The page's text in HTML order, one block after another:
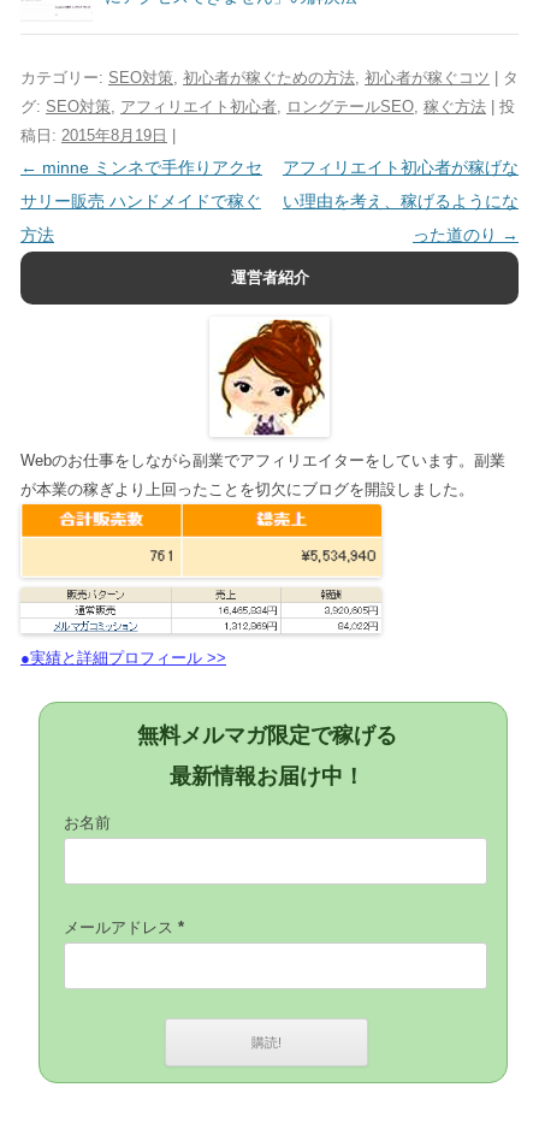
カテゴリー: SEO対策 初心者が稼ぐための方法 初心者が稼ぐコツ | タ
グ: SEO対策 アフィリエイト初心者 ロングテールSEO 稼ぐ方法 | 投
稿日: 2015年8月19日 |
投稿ナビゲーション
← minne ミンネで手作りアクセ
サリー販売 ハンドメイドで稼ぐ
方法
アフィリエイト初心者が稼げな
い理由を考え、稼げるようにな
った道のり →
運営者紹介
Webのお仕事をしながら副業でアフィリエイターをしています。副業
が本業の稼ぎより上回ったことを切欠にブログを開設しました。
●実績と詳細プロフィール >>
無料メルマガ限定で稼げる
最新情報お届け中！
お名前
メールアドレス *